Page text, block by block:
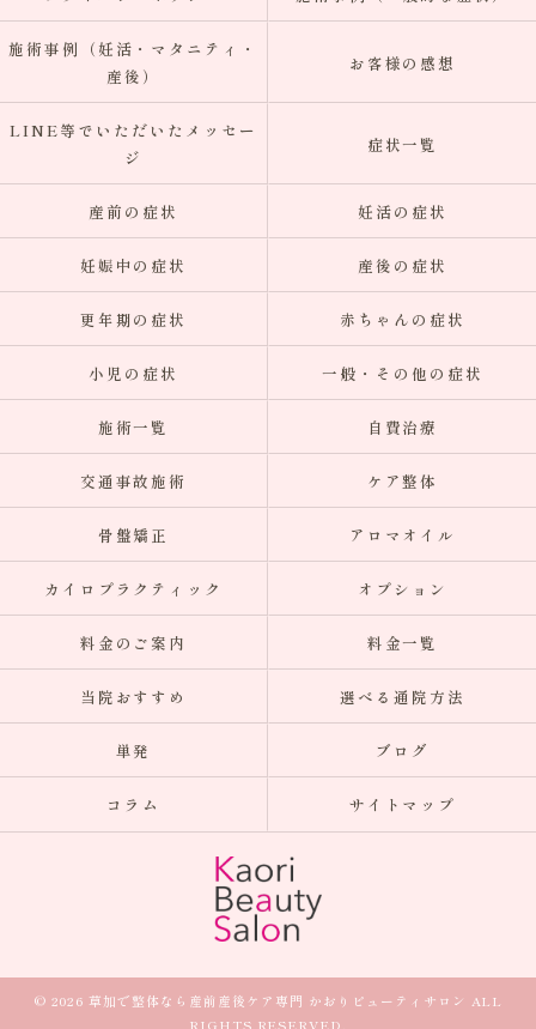
施術事例（妊活・マタニティ・
産後）
お客様の感想
LINE等でいただいたメッセー
ジ
症状一覧
産前の症状 妊活の症状
妊娠中の症状 産後の症状
更年期の症状 赤ちゃんの症状
小児の症状 一般・その他の症状
施術一覧 自費治療
交通事故施術 ケア整体
骨盤矯正 アロマオイル
カイロプラクティック オプション
料金のご案内 料金一覧
当院おすすめ 選べる通院方法
単発 ブログ
コラム サイトマップ
© 2026 草加で整体なら産前産後ケア専門 かおりビューティサロン ALL
RIGHTS RESERVED.